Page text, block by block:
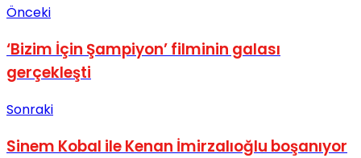
Önceki
‘Bizim İçin Şampiyon’ filminin galası
gerçekleşti
Sonraki
Sinem Kobal ile Kenan İmirzalıoğlu boşanıyor